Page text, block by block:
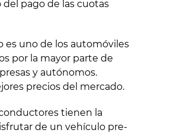
pago de las cuotas
es uno de los automóviles
por la mayor parte de
y autónomos.
precios del mercado.
tienen la
de un vehículo pre-